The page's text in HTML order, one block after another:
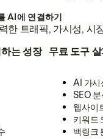
AI에 연결하기
한 트래픽, 가시성, 시
는 성장 무료 도구
AI 가시
SEO 분
웹사이
키워드
백링크